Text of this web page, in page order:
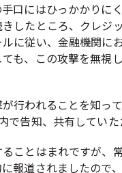
口にはひっかかりに
したところ、クレ
に従い、金融機関
も、この攻撃を無
行われることを知って
告知、共有していた
ことはまれですが
報道されましたので